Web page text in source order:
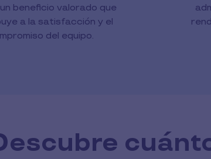
beneficio valorado que
a la satisfacción y el
del equipo.